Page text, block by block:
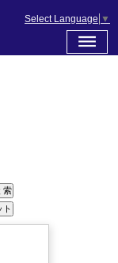
Select Language ▼